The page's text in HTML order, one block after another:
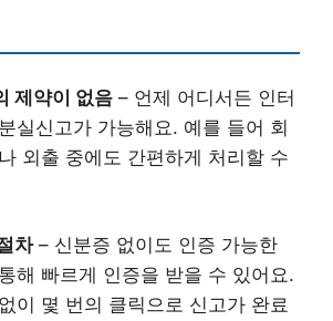
제약이 없음 – 언제 어디서든 인터
실신고가 가능해요. 예를 들어 회
외출 중에도 간편하게 처리할 수
차– 신분증 없이도 인증 가능한
해 빠르게 인증을 받을 수 있어요.
이 몇 번의 클릭으로 신고가 완료